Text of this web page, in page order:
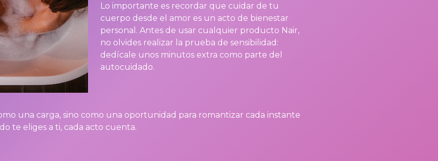
Lo importante es recordar que cuidar de tu
cuerpo desde el amor es un acto de bienestar
personal. Antes de usar cualquier producto Nair,
no olvides realizar la prueba de sensibilidad:
dedícale unos minutos extra como parte del
autocuidado.
una carga, sino como una oportunidad para romantizar cada instante
te eliges a ti, cada acto cuenta.